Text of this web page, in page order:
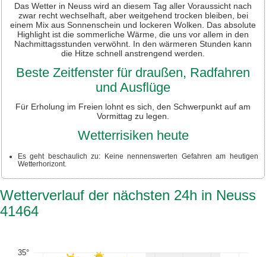
Das Wetter in Neuss wird an diesem Tag aller Voraussicht nach
zwar recht wechselhaft, aber weitgehend trocken bleiben, bei
einem Mix aus Sonnenschein und lockeren Wolken. Das absolute
Highlight ist die sommerliche Wärme, die uns vor allem in den
Nachmittagsstunden verwöhnt. In den wärmeren Stunden kann
die Hitze schnell anstrengend werden.
Beste Zeitfenster für draußen, Radfahren
und Ausflüge
Für Erholung im Freien lohnt es sich, den Schwerpunkt auf am
Vormittag zu legen.
Wetterrisiken heute
Es geht beschaulich zu: Keine nennenswerten Gefahren am heutigen
Wetterhorizont.
Wetterverlauf der nächsten 24h in Neuss
41464
35°